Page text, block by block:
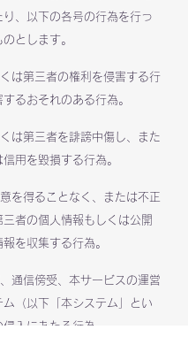
り、以下の各号の行為を行っ
とします。
は第三者の権利を侵害する行
るおそれのある行為。
は第三者を誹謗中傷し、また
用を毀損する行為。
を得ることなく、または不正
三者の個人情報もしくは公開
を収集する行為。
通信傍受、本サービスの運営
ム（以下「本システム」とい
入にあたる行為。